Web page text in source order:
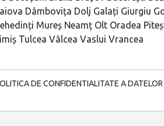
Dâmbovița Dolj Galați Giurgiu
Mureș Neamț Olt Oradea
Tulcea Vâlcea Vaslui Vrancea
DE CONFIDENTIALITATE A DATELOR